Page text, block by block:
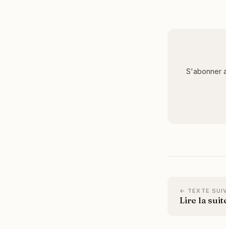
S'abonner
← TEXTE
Lire la